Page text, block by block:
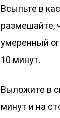
Всыпьте в
размешайте,
умеренный
10 минут.
Выложите в
минут и на